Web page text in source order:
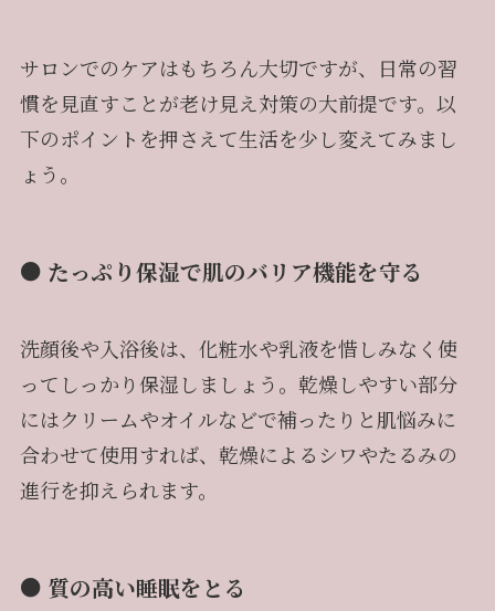
サロンでのケアはもちろん大切ですが、日常の習
慣を見直すことが老け見え対策の大前提です。以
下のポイントを押さえて生活を少し変えてみまし
ょう。
● たっぷり保湿で肌のバリア機能を守る
洗顔後や入浴後は、化粧水や乳液を惜しみなく使
ってしっかり保湿しましょう。乾燥しやすい部分
にはクリームやオイルなどで補ったりと肌悩みに
合わせて使用すれば、乾燥によるシワやたるみの
進行を抑えられます。
● 質の高い睡眠をとる